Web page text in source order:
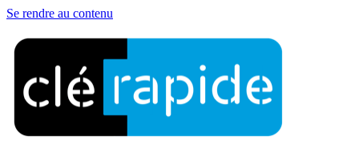
Se rendre au contenu